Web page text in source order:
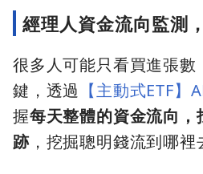
經理人資金流向監測
很多人可能只看買進張數
鍵，透過 【主動式ETF】
握每天整體的資金流向，
跡，挖掘聰明錢流到哪裡